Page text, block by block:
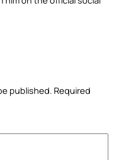
published. Required